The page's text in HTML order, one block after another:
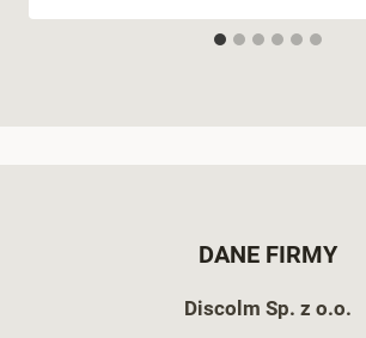
DANE FIRMY
Discolm Sp. z o.o.